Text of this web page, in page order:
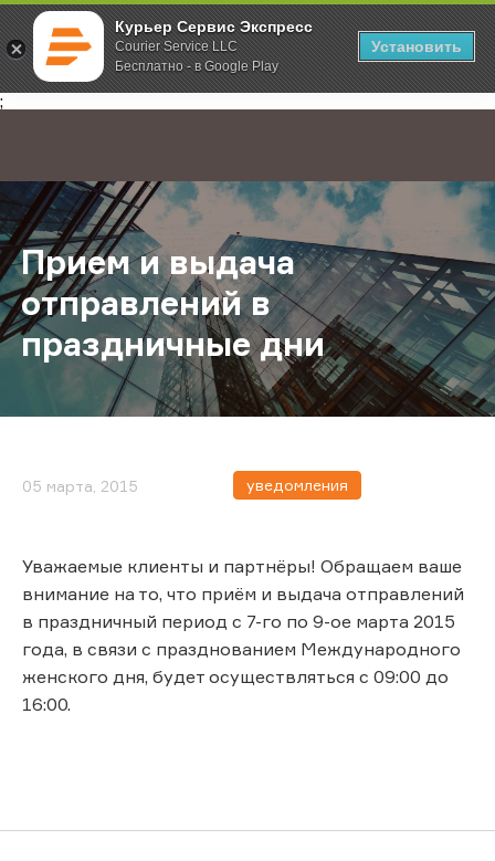
Курьер Сервис Экспресс
Courier Service LLC
Бесплатно - в Google Play
Установить
;
Главная О компании Новости Прием и выдача отправлений в
Прием и выдача
отправлений в
праздничные дни
05 марта, 2015 уведомления
Уважаемые клиенты и партнёры! Обращаем ваше
внимание на то, что приём и выдача отправлений
в праздничный период с 7-го по 9-ое марта 2015
года, в связи с празднованием Международного
женского дня, будет осуществляться с 09:00 до
16:00.